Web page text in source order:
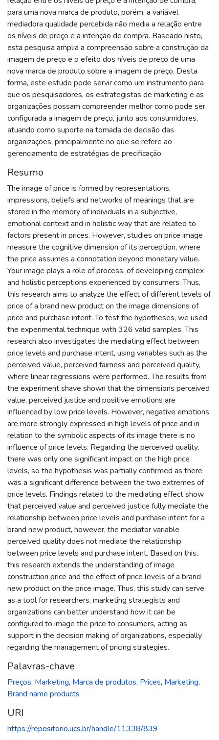
para uma nova marca de produto, porém, a variável
mediadora qualidade percebida não media a relação entre
os níveis de preço e a intenção de compra. Baseado nisto,
esta pesquisa amplia a compreensão sobre a construção da
imagem de preço e o efeito dos níveis de preço de uma
nova marca de produto sobre a imagem de preço. Desta
forma, este estudo pode servir como um instrumento para
que os pesquisadores, os estrategistas de marketing e as
organizações possam compreender melhor como pode ser
configurada a imagem de preço, junto aos consumidores,
atuando como suporte na tomada de decisão das
organizações, principalmente no que se refere ao
gerenciamento de estratégias de precificação.
Resumo
The image of price is formed by representations,
impressions, beliefs and networks of meanings that are
stored in the memory of individuals in a subjective,
emotional context and in holistic way that are related to
factors present in prices. However, studies on price image
measure the cognitive dimension of its perception, where
the price assumes a connotation beyond monetary value.
Your image plays a role of process, of developing complex
and holistic perceptions experienced by consumers. Thus,
this research aims to analyze the effect of different levels of
price of a brand new product on the image dimensions of
price and purchase intent. To test the hypotheses, we used
the experimental technique with 326 valid samples. This
research also investigates the mediating effect between
price levels and purchase intent, using variables such as the
perceived value, perceived fairness and perceived quality,
where linear regressions were performed. The results from
the experiment shave shown that the dimensions perceived
value, perceived justice and positive emotions are
influenced by low price levels. However, negative emotions
are more strongly expressed in high levels of price and in
relation to the symbolic aspects of its image there is no
influence of price levels. Regarding the perceived quality,
there was only one significant impact on the high price
levels, so the hypothesis was partially confirmed as there
was a significant difference between the two extremes of
price levels. Findings related to the mediating effect show
that perceived value and perceived justice fully mediate the
relationship between price levels and purchase intent for a
brand new product, however, the mediator variable
perceived quality does not mediate the relationship
between price levels and purchase intent. Based on this,
this research extends the understanding of image
construction price and the effect of price levels of a brand
new product on the price image. Thus, this study can serve
as a tool for researchers, marketing strategists and
organizations can better understand how it can be
configured to image the price to consumers, acting as
support in the decision making of organizations, especially
regarding the management of pricing strategies.
Palavras-chave
Preços, Marketing, Marca de produtos, Prices, Marketing,
Brand name products
URI
https://repositorio.ucs.br/handle/11338/839